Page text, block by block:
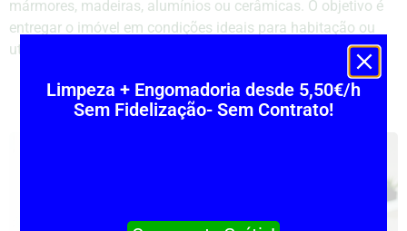
mármores, madeiras, alumínios ou cerâmicas. O objetivo é
entregar o imóvel em condições ideais para habitação ou
utilização comercial, sem riscos nem retrabalhos.
Peça orçamento
Limpeza + Engomadoria desde 5,50€/h
Sem Fidelização- Sem Contrato!